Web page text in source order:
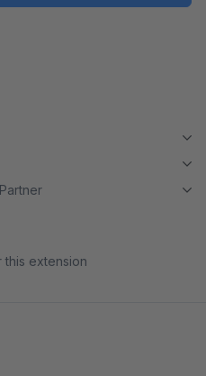
extension